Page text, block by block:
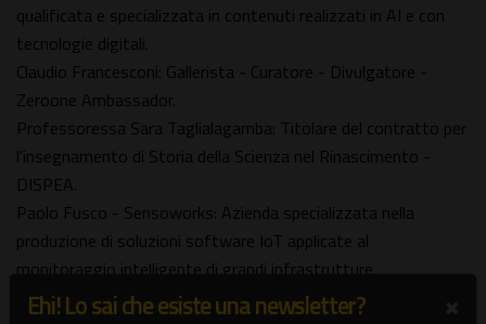
qualificata e specializzata in contenuti realizzati in AI e con
tecnologie digitali.
Claudio Francesconi: Gallerista - Curatore - Divulgatore -
Zeroone Ambassador.
Professoressa Sara Taglialagamba: Titolare del contratto per
l'insegnamento di Storia della Scienza nel Rinascimento -
DISPEA.
Paolo Fusco - Sensoworks: Azienda specializzata nella
produzione di soluzioni software IoT applicate al
monitoraggio intelligente di grandi infrastrutture.
Tokenable - Massimo Ruotolo: Azienda specializzata in Web3,
Ehi! Lo sai che esiste una newsletter?